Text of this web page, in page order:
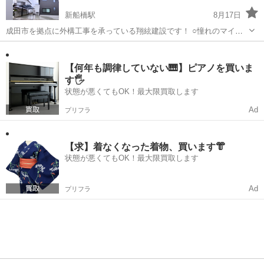
新船橋駅
8月17日
成田市を拠点に外構工事を承っている翔絃建設です！ ○憧れのマイホ
ームを購入したけど、理想の外構をハウスメーカーで頼むには高額す
ぎて手が出ない… ○カーポートを安心価格で設置したい ○手入れが面
倒な庭を人工芝に変えてし...【何年も調律していない🎹】ピアノを買いま
す🖐️
状態が悪くてもOK！最大限買取します
プリフラ Ad
【求】着なくなった着物、買います👘
状態が悪くてもOK！最大限買取します
プリフラ Ad